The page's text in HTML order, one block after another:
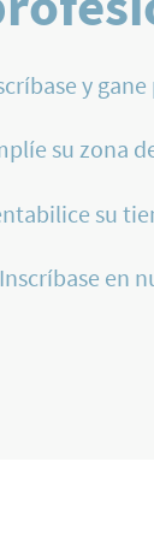
y
su zona
su
en